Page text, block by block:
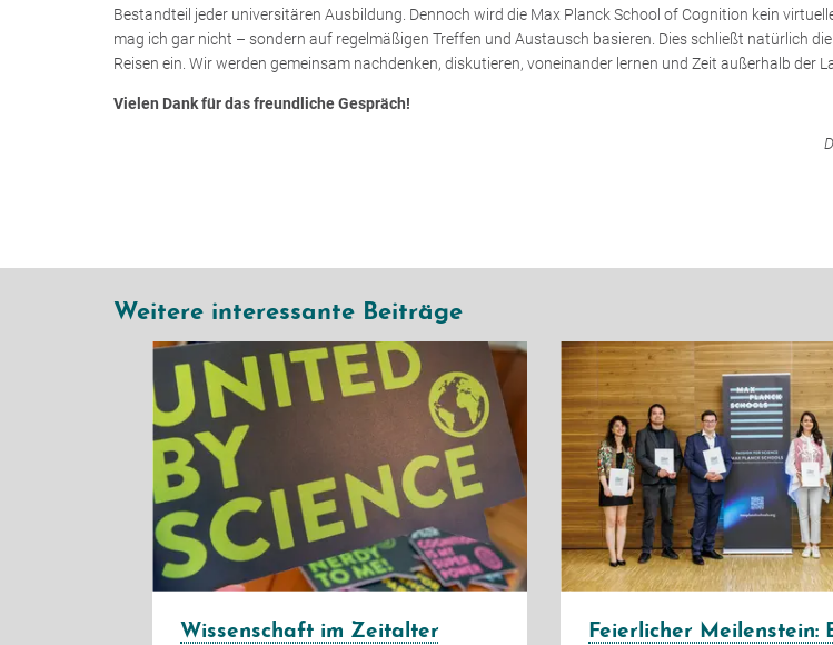
Bestandteil jeder universitären Ausbildung. Dennoch wird die Max Planck School of Cognition kein
mag ich gar nicht – sondern auf regelmäßigen Treffen und Austausch basieren. Dies schließt natürlich
Reisen ein. Wir werden gemeinsam nachdenken, diskutieren, voneinander lernen und Zeit außerhalb der
Vielen Dank für das freundliche Gespräch!
Weitere interessante Beiträge
Wissenschaft im Zeitalter
Feierlicher Meilenstein: